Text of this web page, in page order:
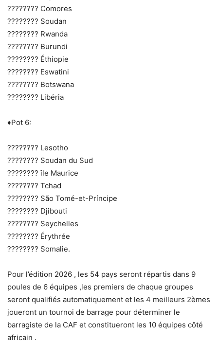
???????? Comores
???????? Soudan
???????? Rwanda
???????? Burundi
???????? Éthiopie
???????? Eswatini
???????? Botswana
???????? Libéria
♦️Pot 6:
???????? Lesotho
???????? Soudan du Sud
???????? île Maurice
???????? Tchad
???????? São Tomé-et-Príncipe
???????? Djibouti
???????? Seychelles
???????? Érythrée
???????? Somalie.
Pour l’édition 2026 , les 54 pays seront répartis dans 9
poules de 6 équipes ,les premiers de chaque groupes
seront qualifiés automatiquement et les 4 meilleurs 2èmes
joueront un tournoi de barrage pour déterminer le
barragiste de la CAF et constitueront les 10 équipes côté
africain .